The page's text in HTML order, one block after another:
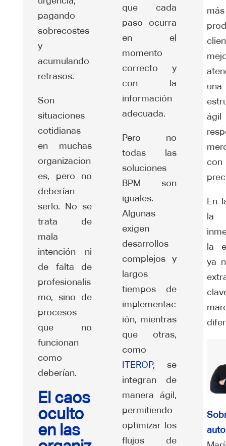
pagando
sobrecostes
y
acumulando
retrasos.
Son
situaciones
cotidianas
en muchas
organizacion
es, pero no
deberían
serlo. No se
trata de
mala
intención ni
de falta de
profesionalis
mo, sino de
procesos
que no
funcionan
como
deberían.
El caos
oculto
en las
que cada
paso ocurra
en el
momento
correcto y
con la
información
adecuada.
Pero no
todas las
soluciones
BPM son
iguales.
Algunas
exigen
desarrollos
complejos y
largos
tiempos de
implementac
ión, mientras
que otras,
como
ITEROP, se
integran de
manera ágil,
permitiendo
optimizar los
flujos de
más
una
con
En
la
la
ya